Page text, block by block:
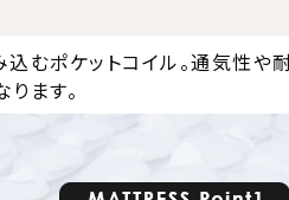
むポケットコイル。通気性や
ます。